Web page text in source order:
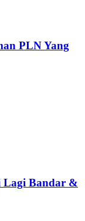
PLN Yang
Lagi Bandar &